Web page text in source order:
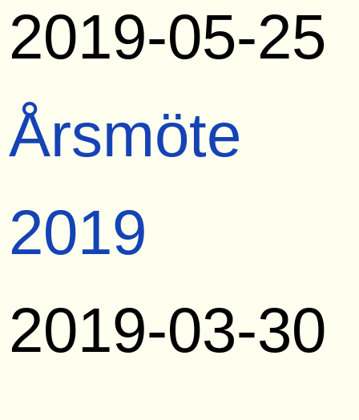
2019-05-25
Årsmöte
2019
2019-03-30